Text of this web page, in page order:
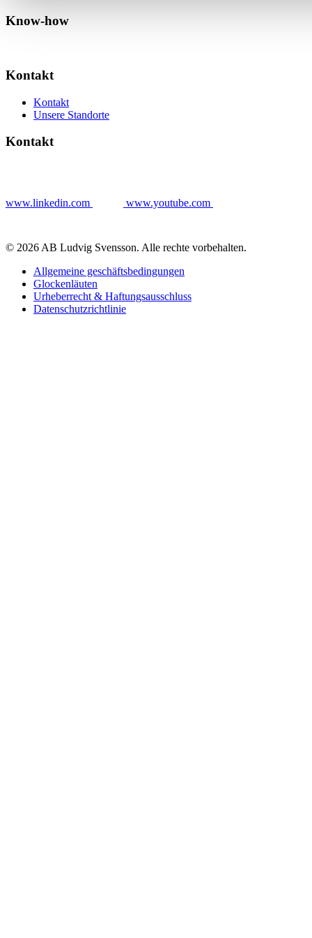
Know-how
Kontakt
Kontakt
Unsere Standorte
Kontakt
www.linkedin.com www.youtube.com
© 2026 AB Ludvig Svensson. Alle rechte vorbehalten.
Allgemeine geschäftsbedingungen
Glockenläuten
Urheberrecht & Haftungsausschluss
Datenschutzrichtlinie